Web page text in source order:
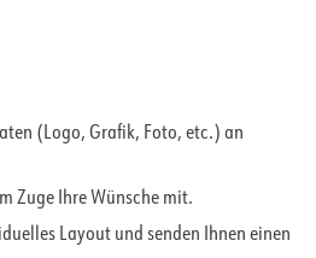
(Logo, Grafik, Foto, etc.) an
Zuge Ihre Wünsche mit.
Layout und senden Ihnen einen